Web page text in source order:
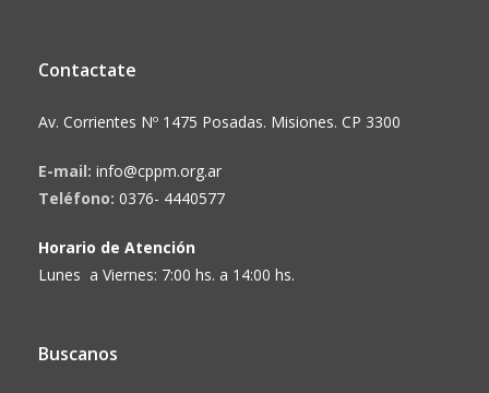
Contactate
Av. Corrientes Nº 1475 Posadas. Misiones. CP 3300
E-mail: info@cppm.org.ar
Teléfono: 0376- 4440577
Horario de Atención
Lunes a Viernes: 7:00 hs. a 14:00 hs.
Buscanos